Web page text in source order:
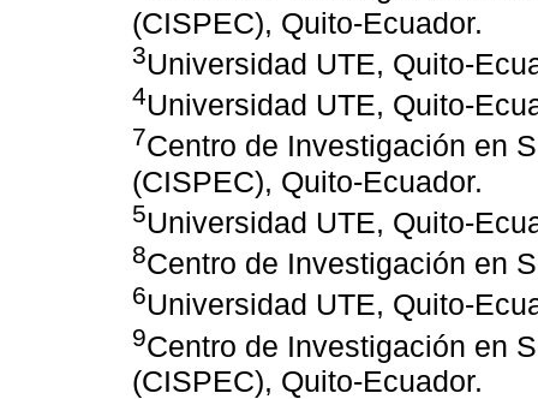
(CISPEC), Quito-Ecuador.
3Universidad UTE, Quito-
4Universidad UTE, Quito-
7Centro de Investigación en
(CISPEC), Quito-Ecuador.
5Universidad UTE, Quito-
8Centro de Investigación en
6Universidad UTE, Quito-
9Centro de Investigación en
(CISPEC), Quito-Ecuador.